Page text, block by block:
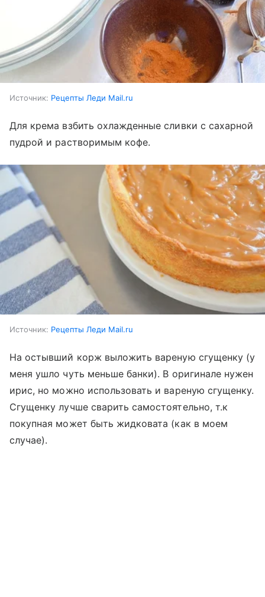
Источник: Рецепты Леди Mail.ru
Для крема взбить охлажденные сливки с сахарной
пудрой и растворимым кофе.
Источник: Рецепты Леди Mail.ru
На остывший корж выложить вареную сгущенку (у
меня ушло чуть меньше банки). В оригинале нужен
ирис, но можно использовать и вaреную сгущенку.
Сгущенку лучше сварить самостоятельно, т.к
покупная может быть жидковата (как в моем
случае).